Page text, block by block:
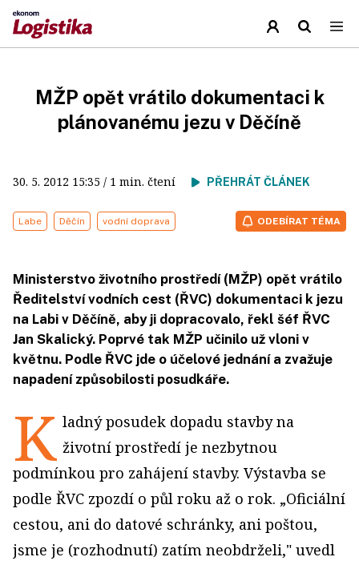
MŽP opět vrátilo dokumentaci k
plánovanému jezu v Děčíně
30. 5. 2012 15:35 / 1 min. čtení PŘEHRÁT ČLÁNEK
Labe Děčín vodní doprava ODEBÍRAT TÉMA
Ministerstvo životního prostředí (MŽP) opět vrátilo
Ředitelství vodních cest (ŘVC) dokumentaci k jezu
na Labi v Děčíně, aby ji dopracovalo, řekl šéf ŘVC
Jan Skalický. Poprvé tak MŽP učinilo už vloni v
květnu. Podle ŘVC jde o účelové jednání a zvažuje
napadení způsobilosti posudkáře.
K ladný posudek dopadu stavby na
životní prostředí je nezbytnou
podmínkou pro zahájení stavby. Výstavba se
podle ŘVC zpozdí o půl roku až o rok. „Oficiální
cestou, ani do datové schránky, ani poštou,
jsme je (rozhodnutí) zatím neobdrželi," uvedl